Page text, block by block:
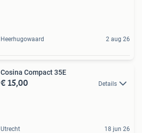
Heerhugowaard 2 aug 26
Cosina Compact 35E
€ 15,00 Details
Utrecht 18 jun 26